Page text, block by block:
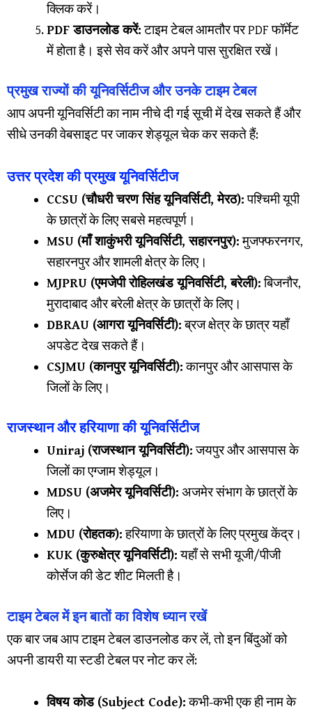
क्लिक करें।
PDF डाउनलोड करें:टाइम टेबल आमतौर पर PDF फॉर्मेट
में होता है। इसे सेव करें और अपने पास सुरक्षित रखें।
प्रमुख राज्यों की यूनिवर्सिटीज और उनके टाइम टेबल
​आप अपनी यूनिवर्सिटी का नाम नीचे दी गई सूची में देख सकते हैं और
सीधे उनकी वेबसाइट पर जाकर शेड्यूल चेक कर सकते हैं:
उत्तर प्रदेश की प्रमुख यूनिवर्सिटीज
CCSU (चौधरी चरण सिंह यूनिवर्सिटी, मेरठ):पश्चिमी यूपी
के छात्रों के लिए सबसे महत्वपूर्ण।
MSU (माँ शाकुंभरी यूनिवर्सिटी, सहारनपुर):मुजफ्फरनगर,
सहारनपुर और शामली क्षेत्र के लिए।
MJPRU (एमजेपी रोहिलखंड यूनिवर्सिटी, बरेली):बिजनौर,
मुरादाबाद और बरेली क्षेत्र के छात्रों के लिए।
DBRAU (आगरा यूनिवर्सिटी):ब्रज क्षेत्र के छात्र यहाँ
अपडेट देख सकते हैं।
CSJMU (कानपुर यूनिवर्सिटी):कानपुर और आसपास के
जिलों के लिए।
राजस्थान और हरियाणा की यूनिवर्सिटीज
Uniraj (राजस्थान यूनिवर्सिटी):जयपुर और आसपास के
जिलों का एग्जाम शेड्यूल।
MDSU (अजमेर यूनिवर्सिटी): अजमेर संभाग के छात्रों के
लिए।
MDU (रोहतक):हरियाणा के छात्रों के लिए प्रमुख केंद्र।
KUK (कुरुक्षेत्र यूनिवर्सिटी):यहाँ से सभी यूजी/पीजी
कोर्सेज की डेट शीट मिलती है।
टाइम टेबल में इन बातों का विशेष ध्यान रखें
​एक बार जब आप टाइम टेबल डाउनलोड कर लें, तो इन बिंदुओं को
अपनी डायरी या स्टडी टेबल पर नोट कर लें:
विषय कोड (Subject Code):कभी-कभी एक ही नाम के